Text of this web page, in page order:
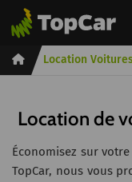
InicioLocation
Location de
Économisez sur
TopCar, nous vous